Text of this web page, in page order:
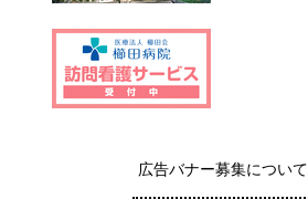
広告バナー募集について